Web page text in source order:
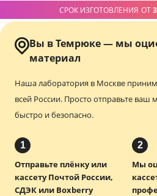
Интерьерная печать
Багетная мастерская
Полиграфия
Услуги и сервис
СРОК ИЗГОТОВЛЕНИЯ ОТ3
Вы в Темрюке — мы
материал
Наша лаборатория в Москве
всей России. Просто отправьте ваш
быстро и безопасно.
1
Отправьте плёнку или
кассету Почтой России,
СДЭК или Boxberry
2
Мы